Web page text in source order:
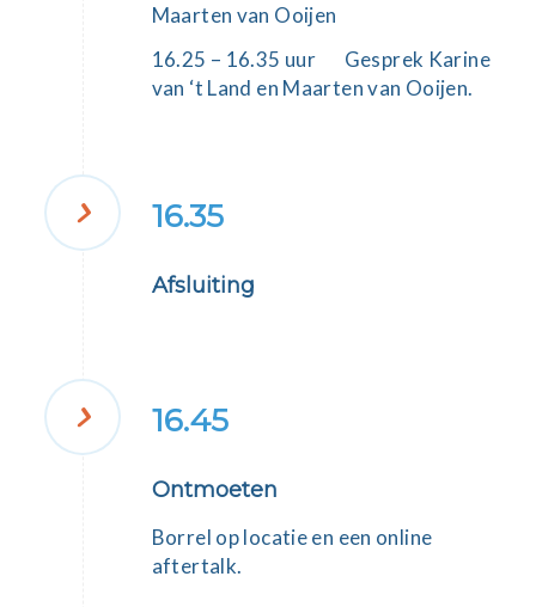
Maarten van Ooijen
16.25 – 16.35 uur Gesprek Karine
van ‘t Land en Maarten van Ooijen.
16.35
Afsluiting
16.45
Ontmoeten
Borrel op locatie en een online
aftertalk.